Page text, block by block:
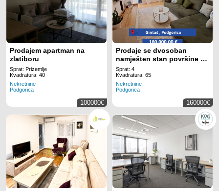
Prodajem apartman na
zlatiboru
Sprat: Prizemlje
Kvadratura: 40
Nekretnine
Podgorica
100000€
Prodaje se dvosoban
namješten stan površine 65
m!
Sprat: 4
Kvadratura: 65
Nekretnine
Podgorica
160000€